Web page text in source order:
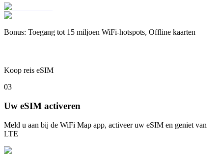
Bonus: Toegang tot 15 miljoen WiFi-hotspots, Offline kaarten
Koop reis eSIM
03
Uw eSIM activeren
Meld u aan bij de WiFi Map app, activeer uw eSIM en geniet van
LTE